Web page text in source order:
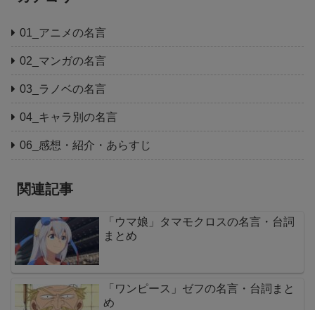
01_アニメの名言
02_マンガの名言
03_ラノベの名言
04_キャラ別の名言
06_感想・紹介・あらすじ
関連記事
「ウマ娘」タマモクロスの名言・台詞
まとめ
「ワンピース」ゼフの名言・台詞まと
め